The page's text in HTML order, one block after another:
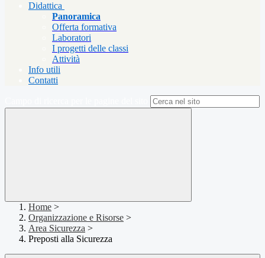
Didattica
Panoramica
Offerta formativa
Laboratori
I progetti delle classi
Attività
Info utili
Contatti
Home >
Organizzazione e Risorse >
Area Sicurezza >
Preposti alla Sicurezza